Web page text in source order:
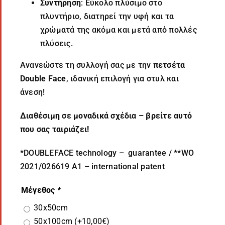
Συντήρηση: Εύκολο πλύσιμο στο
πλυντήριο, διατηρεί την υφή και τα
χρώματά της ακόμα και μετά από πολλές
πλύσεις.
Ανανεώστε τη συλλογή σας με την πετσέτα
Double Face, ιδανική επιλογή για στυλ και
άνεση!
Διαθέσιμη σε μοναδικά σχέδια – βρείτε αυτό
που σας ταιριάζει!
*DOUBLEFACE technology – guarantee / **WO
2021/026619 A1 – international patent
Μέγεθος *
30x50cm
50x100cm (+10,00€)